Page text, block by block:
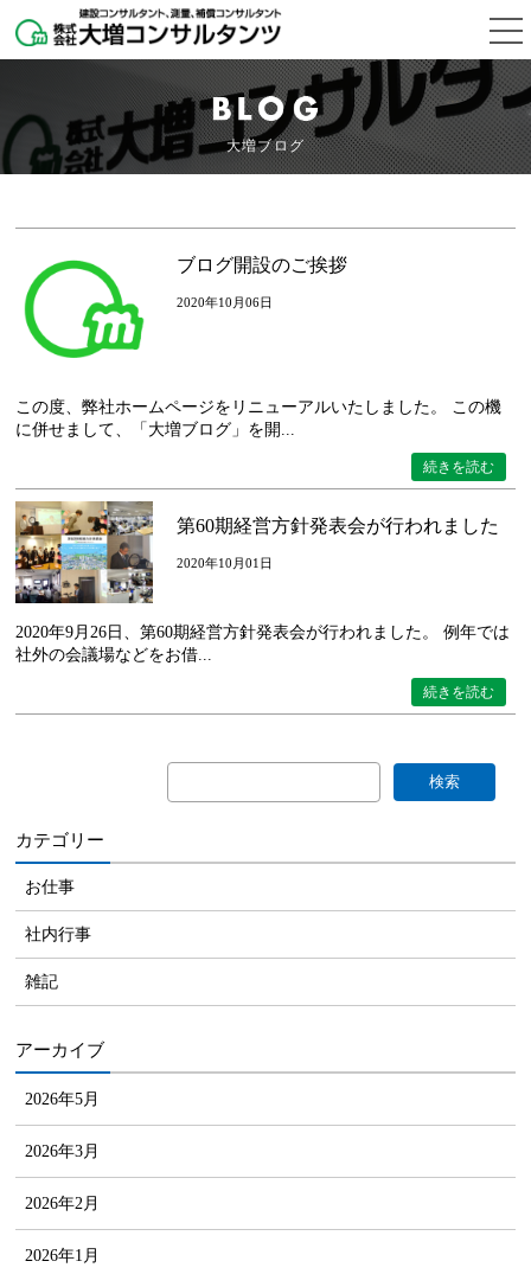
大増ブログ
ブログ開設のご挨拶
2020年10月06日
この度、弊社ホームページをリニューアルいたしました。 この機
に併せまして、「大増ブログ」を開...
続きを読む
第60期経営方針発表会が行われました
2020年10月01日
2020年9月26日、第60期経営方針発表会が行われました。 例年では
社外の会議場などをお借...
続きを読む
カテゴリー
お仕事
社内行事
雑記
アーカイブ
2026年5月
2026年3月
2026年2月
2026年1月